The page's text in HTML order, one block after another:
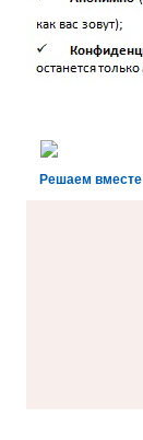
Решаем вместе